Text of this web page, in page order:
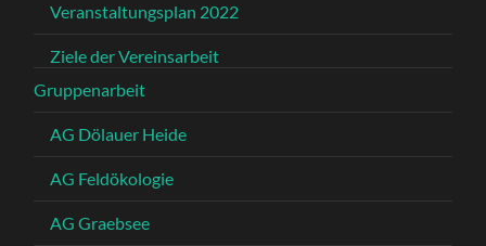
Veranstaltungsplan 2022
Ziele der Vereinsarbeit
Gruppenarbeit
AG Dölauer Heide
AG Feldökologie
AG Graebsee